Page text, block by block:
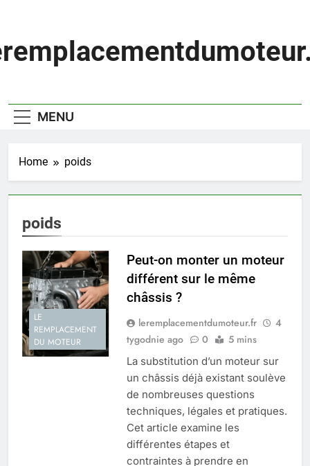
MENU
Home poids
poids
LE
REMPLACEMENT
DU MOTEUR
Peut-on monter un moteur
différent sur le même
châssis ?
leremplacementdumoteur.fr
4
tygodnie ago
0 5 mins
La substitution d’un moteur sur
un châssis déjà existant soulève
de nombreuses questions
techniques, légales et pratiques.
Cet article examine les
différentes étapes et
contraintes à prendre en